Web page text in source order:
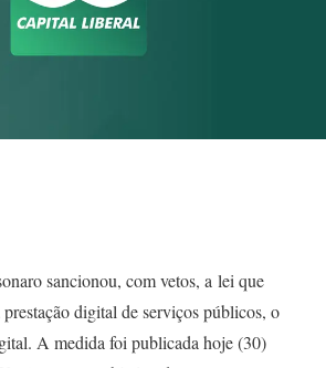
sancionou, com vetos, a lei que
prestação digital de serviços públicos, o
A medida foi publicada hoje (30)